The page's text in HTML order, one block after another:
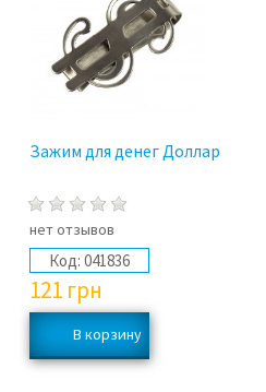
Зажим для денег Доллар
нет отзывов
Код: 041836
121 грн